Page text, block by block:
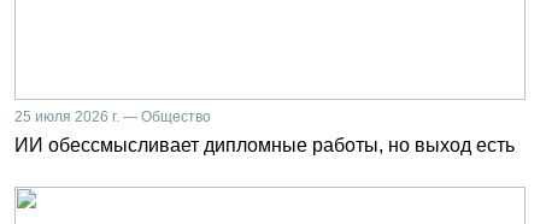
25 июля 2026 г. — Общество
ИИ обессмысливает дипломные работы, но выход есть